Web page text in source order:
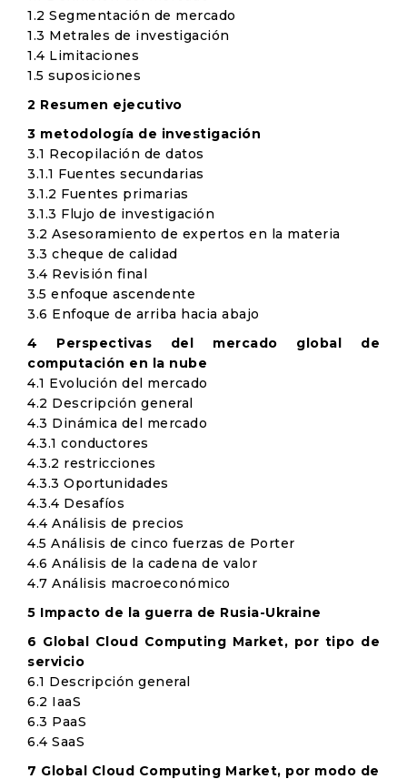
1.2 Segmentación de mercado
1.3 Metrales de investigación
1.4 Limitaciones
1.5 suposiciones
2 Resumen ejecutivo
3 metodología de investigación
3.1 Recopilación de datos
3.1.1 Fuentes secundarias
3.1.2 Fuentes primarias
3.1.3 Flujo de investigación
3.2 Asesoramiento de expertos en la materia
3.3 cheque de calidad
3.4 Revisión final
3.5 enfoque ascendente
3.6 Enfoque de arriba hacia abajo
4 Perspectivas del mercado global de
computación en la nube
4.1 Evolución del mercado
4.2 Descripción general
4.3 Dinámica del mercado
4.3.1 conductores
4.3.2 restricciones
4.3.3 Oportunidades
4.3.4 Desafíos
4.4 Análisis de precios
4.5 Análisis de cinco fuerzas de Porter
4.6 Análisis de la cadena de valor
4.7 Análisis macroeconómico
5 Impacto de la guerra de Rusia-Ukraine
6 Global Cloud Computing Market, por tipo de
servicio
6.1 Descripción general
6.2 IaaS
6.3 PaaS
6.4 SaaS
7 Global Cloud Computing Market, por modo de